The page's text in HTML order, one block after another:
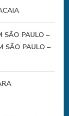
SÃO PAULO –
SÃO PAULO –